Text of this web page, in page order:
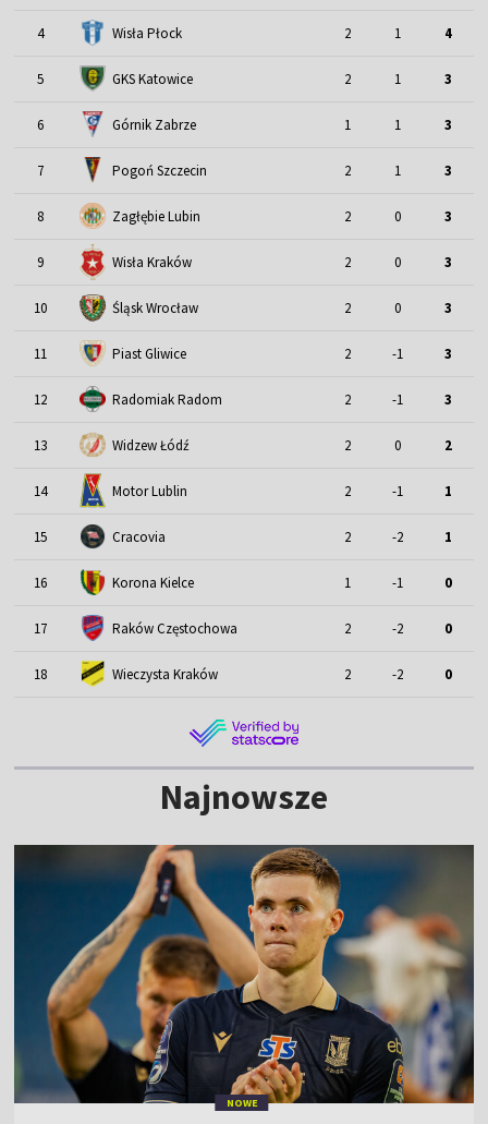
4 Wisła Płock 2 1 4
5 GKS Katowice 2 1 3
6 Górnik Zabrze 1 1 3
7 Pogoń Szczecin 2 1 3
8 Zagłębie Lubin 2 0 3
9 Wisła Kraków 2 0 3
10 Śląsk Wrocław 2 0 3
11 Piast Gliwice 2 -1 3
12 Radomiak Radom 2 -1 3
13 Widzew Łódź 2 0 2
14 Motor Lublin 2 -1 1
15 Cracovia 2 -2 1
16 Korona Kielce 1 -1 0
17 Raków Częstochowa 2 -2 0
18 Wieczysta Kraków 2 -2 0
Najnowsze
NOWE